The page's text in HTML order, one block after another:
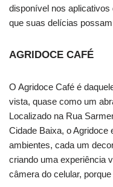
disponível nos aplicativos
que suas delícias
AGRIDOCE CAFÉ
O Agridoce Café é
vista, quase como um
Localizado na Rua
Cidade Baixa, o Agridoce
ambientes, cada um
criando uma experiência
câmera do celular,